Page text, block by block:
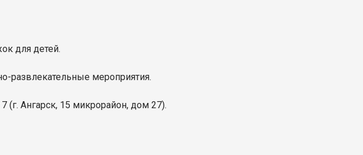
для детей.
развлекательные мероприятия.
(г. Ангарск, 15 микрорайон, дом 27).